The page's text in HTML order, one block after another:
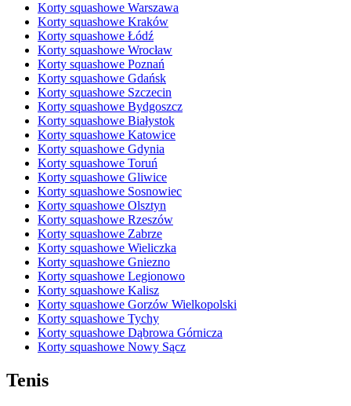
Korty squashowe Warszawa
Korty squashowe Kraków
Korty squashowe Łódź
Korty squashowe Wrocław
Korty squashowe Poznań
Korty squashowe Gdańsk
Korty squashowe Szczecin
Korty squashowe Bydgoszcz
Korty squashowe Białystok
Korty squashowe Katowice
Korty squashowe Gdynia
Korty squashowe Toruń
Korty squashowe Gliwice
Korty squashowe Sosnowiec
Korty squashowe Olsztyn
Korty squashowe Rzeszów
Korty squashowe Zabrze
Korty squashowe Wieliczka
Korty squashowe Gniezno
Korty squashowe Legionowo
Korty squashowe Kalisz
Korty squashowe Gorzów Wielkopolski
Korty squashowe Tychy
Korty squashowe Dąbrowa Górnicza
Korty squashowe Nowy Sącz
Tenis